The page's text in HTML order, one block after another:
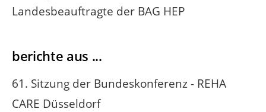
Landesbeauftragte der BAG HEP
berichte aus ...
61. Sitzung der Bundeskonferenz - REHA
CARE Düsseldorf